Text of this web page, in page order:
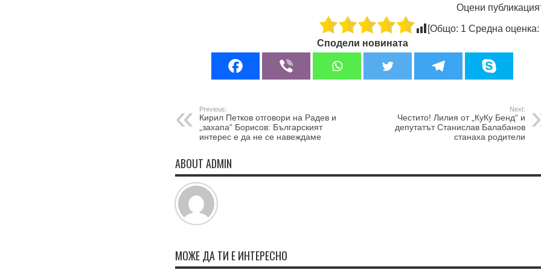
Оцени
[Общо: 1 Средна оценка:
Сподели новината
Previous:
Кирил Петков отговори на Радев и
„захапа“ Борисов: Българският
интерес е да не се навеждаме
Next:
Честито! Лилия от „КуКу Бенд“ и
депутатът Станислав Балабанов
станаха родители
ABOUT ADMIN
МОЖЕ ДА ТИ Е ИНТЕРЕСНО